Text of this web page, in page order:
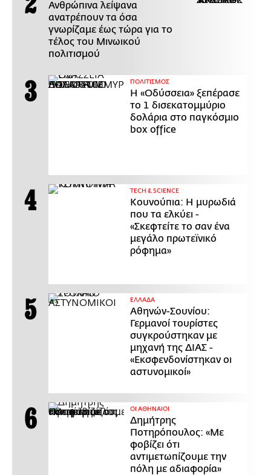
Ανθρώπινα λείψανα
ανατρέπουν τα όσα
γνωρίζαμε έως τώρα για το
τέλος του Μινωικού
πολιτισμού
ΠΟΛΙΤΙΣΜΟΣ
Η «Οδύσσεια» ξεπέρασε
το 1 δισεκατομμύριο
δολάρια στο παγκόσμιο
box office
ΤECH & SCIENCE
Κουνούπια: Η μυρωδιά
που τα ελκύει -
«Σκεφτείτε το σαν ένα
μεγάλο πρωτεϊνικό
ρόφημα»
ΕΛΛΑΔΑ
Αθηνών-Σουνίου:
Γερμανοί τουρίστες
συγκρούστηκαν με
μηχανή της ΔΙΑΣ -
«Εκσφενδονίστηκαν οι
αστυνομικοί»
ΟΙ ΑΘΗΝΑΙΟΙ
Δημήτρης
Ποτηρόπουλος: «Με
φοβίζει ότι
αντιμετωπίζουμε την
πόλη με αδιαφορία»